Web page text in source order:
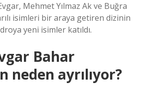
Mehmet Yılmaz Ak ve Buğra
isimleri bir araya getiren dizinin
yeni isimler katıldı.
Bahar
neden ayrılıyor?